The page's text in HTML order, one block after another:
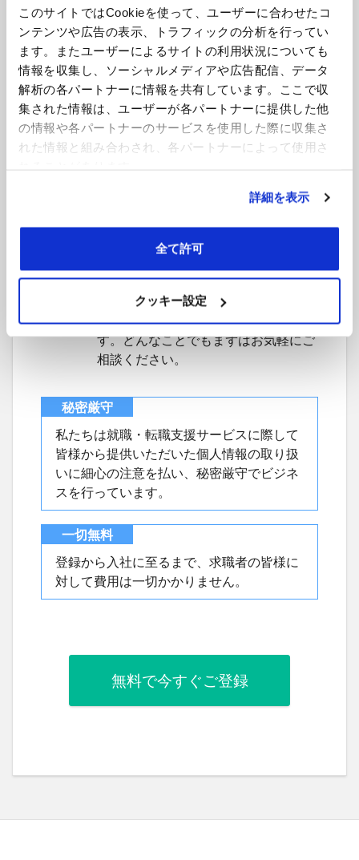
このサイトではCookieを使って、ユーザーに合わせたコ
ンテンツや広告の表示、トラフィックの分析を行ってい
ます。またユーザーによるサイトの利用状況についても
情報を収集し、ソーシャルメディアや広告配信、データ
解析の各パートナーに情報を共有しています。ここで収
集された情報は、ユーザーが各パートナーに提供した他
の情報や各パートナーのサービスを使用した際に収集さ
れた情報と組み合わされ、各パートナーによって使用さ
詳細を表示
全て許可
クッキー設定
で、チャンスを広げるため多く面接の
機会を持たれる事をお勧めいたしま
す。面接の調整や条件交渉なども、皆
さまが納得いくまで責任を持ってサポ
ートいたします。
4 内定・入社
内定が決まりましたら、各種書類発行
備や、入社日の調整なども、皆様に代
5 フォローアップ
入社日までのサービスではなく、入社
後も順調にお仕事いただける様しっか
りとフォローアップさせていただきま
す。どんなことでもまずはお気軽にご
相談ください。
秘密厳守
私たちは就職・転職支援サービスに際して
皆様から提供いただいた個人情報の取り扱
いに細心の注意を払い、秘密厳守でビジネ
スを行っています。
一切無料
登録から入社に至るまで、求職者の皆様に
対して費用は一切かかりません。
無料で今すぐご登録